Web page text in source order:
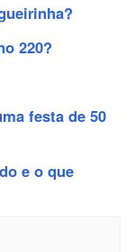
220?
festa de 50
e o que